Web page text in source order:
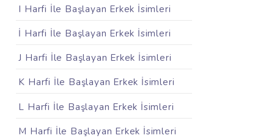
I Harfi İle Başlayan Erkek İsimleri
İ Harfi İle Başlayan Erkek İsimleri
J Harfi İle Başlayan Erkek İsimleri
K Harfi İle Başlayan Erkek İsimleri
L Harfi İle Başlayan Erkek İsimleri
M Harfi İle Başlayan Erkek İsimleri